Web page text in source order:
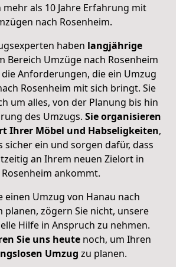
mehr als 10 Jahre Erfahrung mit
nach Rosenheim.
haben langjährige
Bereich Umzüge nach Rosenheim
Anforderungen, die ein Umzug
Rosenheim mit sich bringt. Sie
um alles, von der Planung bis hin
des Umzugs. Sie organisieren
Ihrer Möbel und Habseligkeiten,
sicher ein und sorgen dafür, dass
an Ihrem neuen Zielort in
Rosenheim ankommt.
einen Umzug von Hanau nach
planen, zögern Sie nicht, unsere
Hilfe in Anspruch zu nehmen.
Sie uns heutenoch, um Ihren
Umzug zu planen.